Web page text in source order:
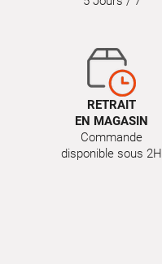
RETRAIT
EN MAGASIN
Commande
disponible sous 2H